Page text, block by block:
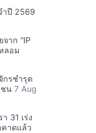
ำปี 2569
าก "IP
ลอม
กรชำรุด
น 7 Aug
31 เร่ง
าดแล้ว